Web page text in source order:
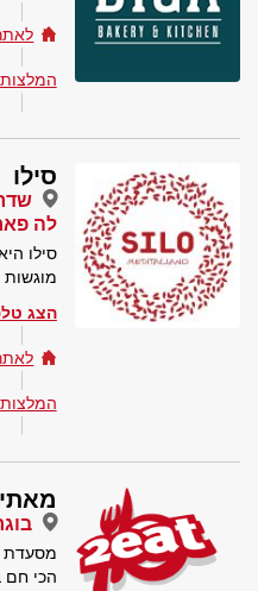
המלצות
סילו
לה
סילו
מוגשות
הצג
המלצות
מסעדת
הכי חם